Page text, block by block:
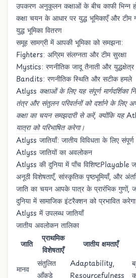
उपकरण अनुकूलन कक्षाओं के बीच काफी भिन्न
कक्षा चयन के आधार पर युद्ध भूमिकाएँ और टीम
युद्ध भूमिका वितरण
समूह सामग्री में आपकी भूमिका को समझना:
Fighters: अग्रिम संलग्नता और टीम सुरक्षा
Mystics: रणनीतिक जादू तैनाती और
Bandits: रणनीतिक स्थिति और सटीक हमले
Atlyss कक्षाओं के लिए यह संपूर्ण
तंत्र और संतुलन परिवर्तनों को दर्शाने के लिए
कक्षा का चयन समझदारी से करें, क्योंकि यह
यात्रा को परिभाषित करेगा।
Atlyss जातियाँ: जातीय विविधता के लिए संपूर्ण
Atlyss जातियों का अवलोकन
Atlyss की दुनिया में पाँच विशिष्टPlayable
अनूठी विशेषताएँ, सांस्कृतिक पृष्ठभूमियाँ, और
जाति का चयन आपके पात्र के प्रारंभिक गुणों,
दुनिया में सामाजिक इंटरैक्शन को प्रभावित
Atlyss में उपलब्ध जातियाँ
जातीय अवलोकन तालिका
जाति
प्राथमिक
विशेषताएँ
जातीय क्षमताएँ
मानव
संतुलित
आँकड़े
Adaptability,
Resourcefulness